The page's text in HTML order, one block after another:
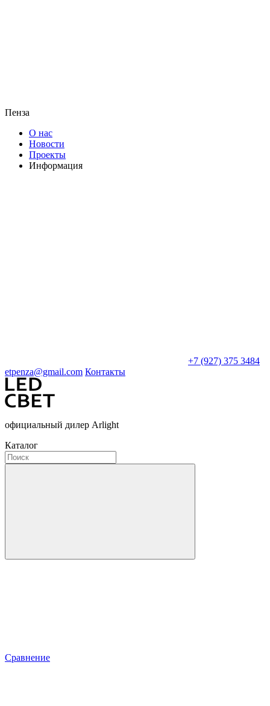
Пенза
О нас
Новости
Проекты
Информация
+7 (927) 375 3484
etpenza@gmail.com Контакты
официальный дилер Arlight
Каталог
Сравнение